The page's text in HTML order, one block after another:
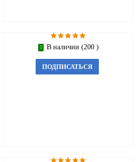
В наличии (200 )
ПОДПИСАТЬСЯ